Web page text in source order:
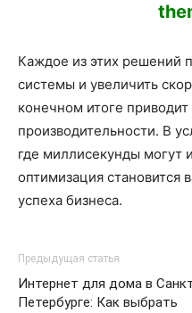
Каждое из этих решений
системы и увеличить
конечном итоге
производительности. В
где миллисекунды могут
оптимизация
успеха бизнеса.
Предыдущая статья
Интернет для дома в
Петербурге: Как выбрать